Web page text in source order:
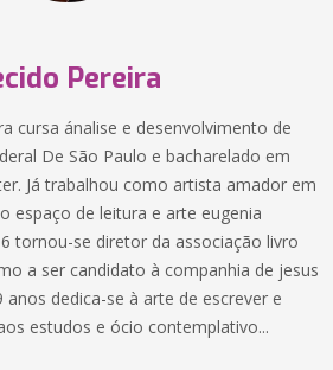
Pereira
cursa ánalise e desenvolvimento de
De São Paulo e bacharelado em
Já trabalhou como artista amador em
espaço de leitura e arte eugenia
tornou-se diretor da associação livro
a ser candidato à companhia de jesus
dedica-se à arte de escrever e
estudos e ócio contemplativo...